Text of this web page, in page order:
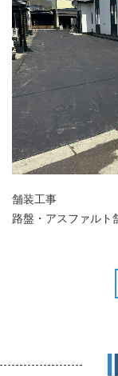
舗装工事
路盤・アスファルト